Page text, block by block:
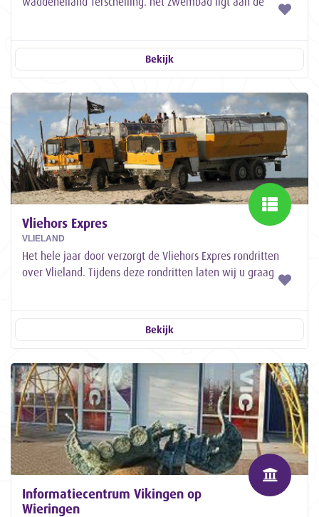
Bekijk
Vliehors Expres
VLIELAND
Het hele jaar door verzorgt de Vliehors Expres rondritten
over Vlieland. Tijdens deze rondritten laten wij u graag
Bekijk
Informatiecentrum Vikingen op
Wieringen